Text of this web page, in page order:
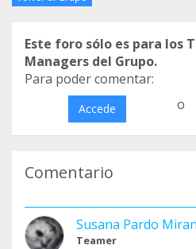
Este foro sólo es para los
Managers del Grupo.
Para poder comentar:
Accede o
Comentario
Susana Pardo
Teamer